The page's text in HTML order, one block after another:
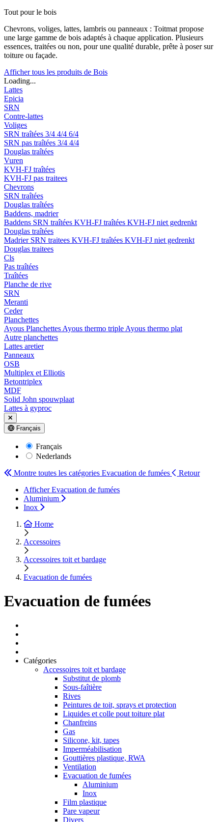
Tout pour le bois
Chevrons, voliges, lattes, lambris ou panneaux : Toitmat propose
une large gamme de bois adaptés à chaque application. Plusieurs
essences, traitées ou non, pour une qualité durable, prête à poser sur
toiture ou façade.
Afficher tous les produits de Bois
Loading...
Lattes
Epicia
SRN
Contre-lattes
Voliges
SRN traîtées 3/4 4/4 6/4
SRN pas traîtées 3/4 4/4
Douglas traîtées
Vuren
KVH-FJ traîtées
KVH-FJ pas traitees
Chevrons
SRN traîtées
Douglas traîtées
Baddens, madrier
Baddens SRN traîtées KVH-FJ traîtées KVH-FJ niet gedrenkt
Douglas traîtées
Madrier SRN traitees KVH-FJ traîtées KVH-FJ niet gedrenkt
Douglas traitees
Cls
Pas traîtées
Traîtées
Planche de rive
SRN
Meranti
Ceder
Planchettes
Ayous Planchettes Ayous thermo triple Ayous thermo plat
Autre planchettes
Lattes aretier
Panneaux
OSB
Multiplex et Elliotis
Betontriplex
MDF
Solid John spouwplaat
Lattes à gyproc
Français
Français
Nederlands
Montre toutes les catégories Evacuation de fumées
Retour
Afficher Evacuation de fumées
Aluminium
Inox
Home
Accessoires
Accessoires toit et bardage
Evacuation de fumées
Evacuation de fumées
Catégories
Accessoires toit et bardage
Substitut de plomb
Sous-faîtière
Rives
Peintures de toit, sprays et protection
Liquides et colle pout toiture plat
Chanfreins
Gas
Silicone, kit, tapes
Imperméabilisation
Gouttières plastique, RWA
Ventilation
Evacuation de fumées
Aluminium
Inox
Film plastique
Pare vapeur
Divers